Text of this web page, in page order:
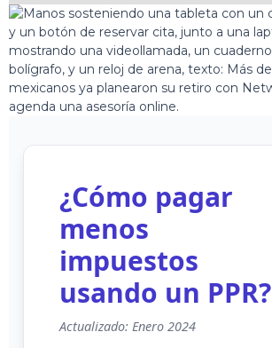
¿Cómo pagar
menos
impuestos
usando un PPR?
Actualizado: Enero 2024